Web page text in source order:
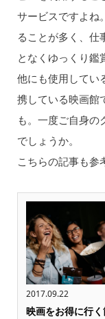
サービスですよね
ることが多く、仕
となくゆっくり鑑
他にも使用してい
携している映画館
も。一度ご自身
でしょうか。
こちらの記事も参
2017.09.22
映画をお得に行